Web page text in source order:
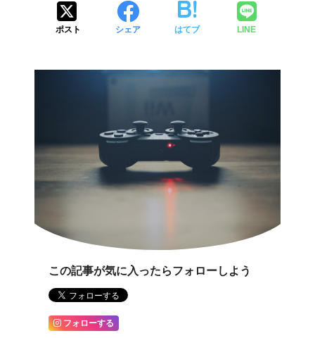
ポスト シェア はてブ LINE
この記事が気に入ったらフォローしよう
フォローする